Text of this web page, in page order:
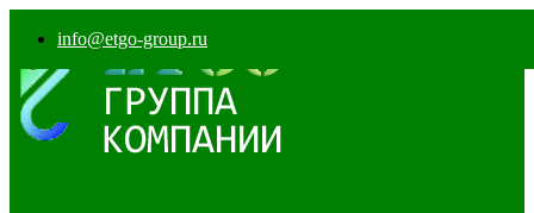
info@etgo-group.ru